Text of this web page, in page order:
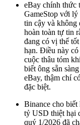
eBay chính thức
GameStop với
tin cậy và không
hoàn toàn tự tin
đang có vị thế
hạn. Điều này
cuộc thâu tóm
biết ông sẵn
eBay, thậm chí
đặc biệt.
Binance cho biết
tỷ USD thiệt hại
quý 1/2026 đã